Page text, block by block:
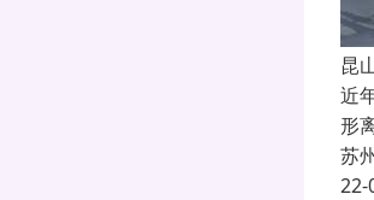
昆
近
形
苏
22-